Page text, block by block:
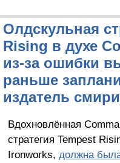
Олдскульная
Rising в духе
из-за ошибки
раньше
издатель
Вдохновлённая
стратегия Tempest
Ironworks, должна